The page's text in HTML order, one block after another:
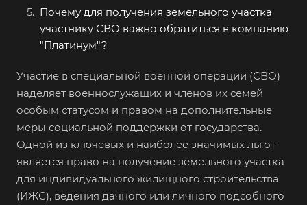
Почему для получения земельного участка
участнику СВО важно обратиться в компанию
"Платинум"?
Участие в специальной военной операции (СВО)
наделяет военнослужащих и членов их семей
особым статусом и правом на дополнительные
меры социальной поддержки от государства.
Одной из ключевых и наиболее значимых льгот
является право на получение земельного участка
для индивидуального жилищного строительства
(ИЖС), ведения дачного или личного подсобного